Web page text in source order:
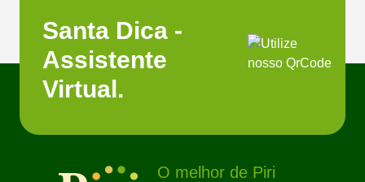
Santa Dica -
Assistente
Virtual.
O melhor de Piri